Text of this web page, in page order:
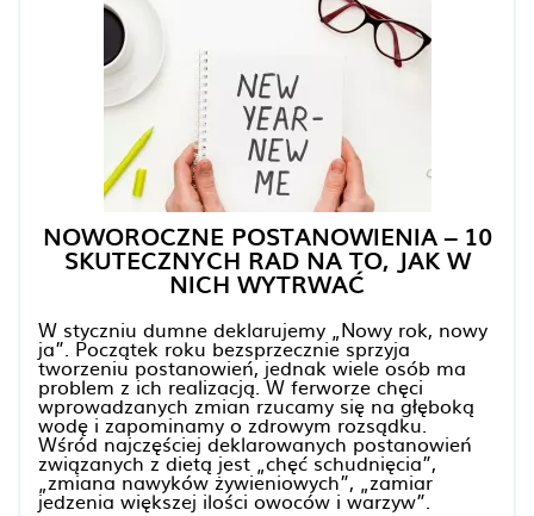
NOWOROCZNE POSTANOWIENIA – 10
SKUTECZNYCH RAD NA TO, JAK W
NICH WYTRWAĆ
W styczniu dumne deklarujemy „Nowy rok, nowy
ja”. Początek roku bezsprzecznie sprzyja
tworzeniu postanowień, jednak wiele osób ma
problem z ich realizacją. W ferworze chęci
wprowadzanych zmian rzucamy się na głęboką
wodę i zapominamy o zdrowym rozsądku.
Wśród najczęściej deklarowanych postanowień
związanych z dietą jest „chęć schudnięcia”,
„zmiana nawyków żywieniowych”, „zamiar
jedzenia większej ilości owoców i warzyw”.